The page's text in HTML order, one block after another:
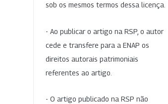
sob os mesmos termos dessa licença.
- Ao publicar o artigo na RSP, o autor
cede e transfere para a ENAP os
direitos autorais patrimoniais
referentes ao artigo.
- O artigo publicado na RSP não